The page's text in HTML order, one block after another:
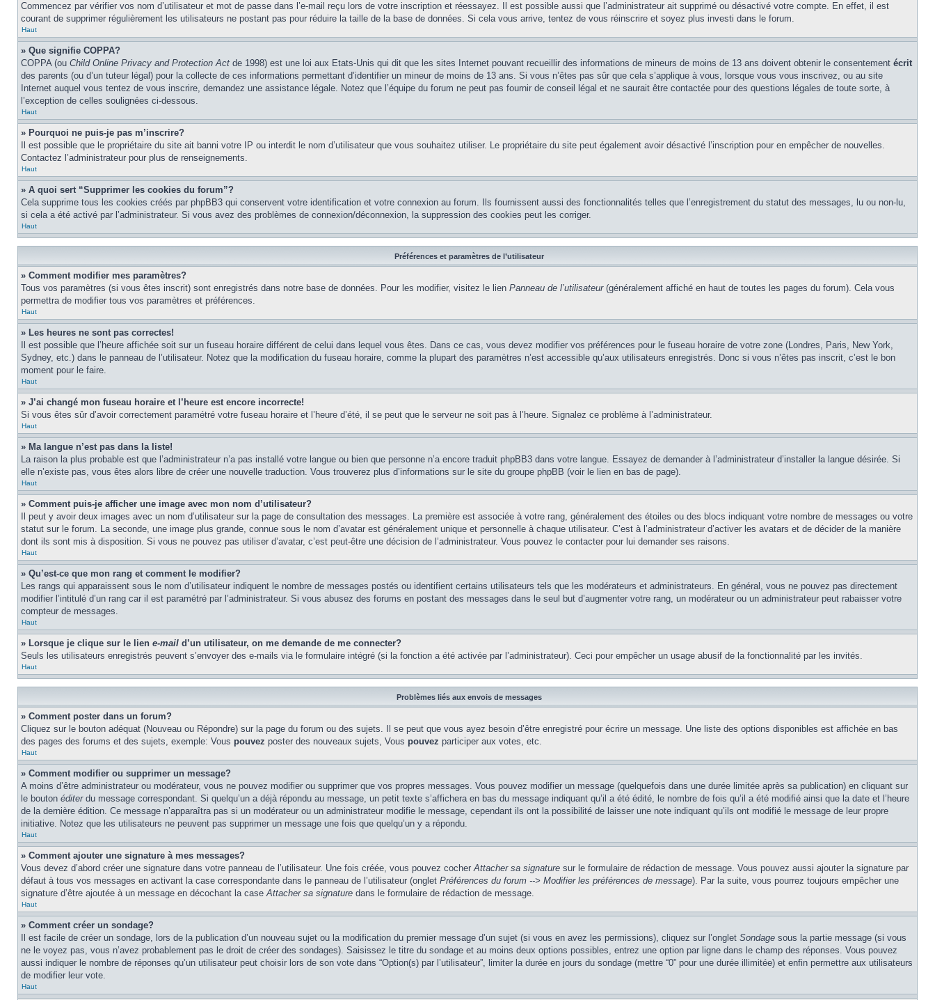
Commencez par vérifier vos nom d’utilisateur et mot de passe dans l’e-mail reçu lors de votre inscription et réessayez. Il est possible aussi que l’administrateur ait supprimé ou désactivé votre compte. En effet, il est
courant de supprimer régulièrement les utilisateurs ne postant pas pour réduire la taille de la base de données. Si cela vous arrive, tentez de vous réinscrire et soyez plus investi dans le forum.
Haut
» Que signifie COPPA?
COPPA (ou Child Online Privacy and Protection Act de 1998) est une loi aux Etats-Unis qui dit que les sites Internet pouvant recueillir des informations de mineurs de moins de 13 ans doivent obtenir le consentement écrit
des parents (ou d’un tuteur légal) pour la collecte de ces informations permettant d’identifier un mineur de moins de 13 ans. Si vous n’êtes pas sûr que cela s’applique à vous, lorsque vous vous inscrivez, ou au site
Internet auquel vous tentez de vous inscrire, demandez une assistance légale. Notez que l’équipe du forum ne peut pas fournir de conseil légal et ne saurait être contactée pour des questions légales de toute sorte, à
l’exception de celles soulignées ci-dessous.
Haut
» Pourquoi ne puis-je pas m’inscrire?
Il est possible que le propriétaire du site ait banni votre IP ou interdit le nom d’utilisateur que vous souhaitez utiliser. Le propriétaire du site peut également avoir désactivé l’inscription pour en empêcher de nouvelles.
Contactez l’administrateur pour plus de renseignements.
Haut
» A quoi sert “Supprimer les cookies du forum”?
Cela supprime tous les cookies créés par phpBB3 qui conservent votre identification et votre connexion au forum. Ils fournissent aussi des fonctionnalités telles que l’enregistrement du statut des messages, lu ou non-lu,
si cela a été activé par l’administrateur. Si vous avez des problèmes de connexion/déconnexion, la suppression des cookies peut les corriger.
Haut
Préférences et paramètres de l’utilisateur
» Comment modifier mes paramètres?
Tous vos paramètres (si vous êtes inscrit) sont enregistrés dans notre base de données. Pour les modifier, visitez le lien Panneau de l’utilisateur(généralement affiché en haut de toutes les pages du forum). Cela vous
permettra de modifier tous vos paramètres et préférences.
Haut
» Les heures ne sont pas correctes!
Il est possible que l’heure affichée soit sur un fuseau horaire différent de celui dans lequel vous êtes. Dans ce cas, vous devez modifier vos préférences pour le fuseau horaire de votre zone (Londres, Paris, New York,
Sydney, etc.) dans le panneau de l’utilisateur. Notez que la modification du fuseau horaire, comme la plupart des paramètres n’est accessible qu’aux utilisateurs enregistrés. Donc si vous n’êtes pas inscrit, c’est le bon
moment pour le faire.
Haut
» J’ai changé mon fuseau horaire et l’heure est encore incorrecte!
Si vous êtes sûr d’avoir correctement paramétré votre fuseau horaire et l’heure d’été, il se peut que le serveur ne soit pas à l’heure. Signalez ce problème à l’administrateur.
Haut
» Ma langue n’est pas dans la liste!
La raison la plus probable est que l’administrateur n’a pas installé votre langue ou bien que personne n’a encore traduit phpBB3 dans votre langue. Essayez de demander à l’administrateur d’installer la langue désirée. Si
elle n’existe pas, vous êtes alors libre de créer une nouvelle traduction. Vous trouverez plus d’informations sur le site du groupe phpBB (voir le lien en bas de page).
Haut
» Comment puis-je afficher une image avec mon nom d’utilisateur?
Il peut y avoir deux images avec un nom d’utilisateur sur la page de consultation des messages. La première est associée à votre rang, généralement des étoiles ou des blocs indiquant votre nombre de messages ou votre
statut sur le forum. La seconde, une image plus grande, connue sous le nom d’avatar est généralement unique et personnelle à chaque utilisateur. C’est à l’administrateur d’activer les avatars et de décider de la manière
dont ils sont mis à disposition. Si vous ne pouvez pas utiliser d’avatar, c’est peut-être une décision de l’administrateur. Vous pouvez le contacter pour lui demander ses raisons.
Haut
» Qu’est-ce que mon rang et comment le modifier?
Les rangs qui apparaissent sous le nom d’utilisateur indiquent le nombre de messages postés ou identifient certains utilisateurs tels que les modérateurs et administrateurs. En général, vous ne pouvez pas directement
modifier l’intitulé d’un rang car il est paramétré par l’administrateur. Si vous abusez des forums en postant des messages dans le seul but d’augmenter votre rang, un modérateur ou un administrateur peut rabaisser votre
compteur de messages.
Haut
» Lorsque je clique sur le lien e-mail d’un utilisateur, on me demande de me connecter?
Seuls les utilisateurs enregistrés peuvent s’envoyer des e-mails via le formulaire intégré (si la fonction a été activée par l’administrateur). Ceci pour empêcher un usage abusif de la fonctionnalité par les invités.
Haut
Problèmes liés aux envois de messages
» Comment poster dans un forum?
Cliquez sur le bouton adéquat (Nouveau ou Répondre) sur la page du forum ou des sujets. Il se peut que vous ayez besoin d’être enregistré pour écrire un message. Une liste des options disponibles est affichée en bas
des pages des forums et des sujets, exemple: Vous pouvez poster des nouveaux sujets, Vous pouvez participer aux votes, etc.
Haut
» Comment modifier ou supprimer un message?
A moins d’être administrateur ou modérateur, vous ne pouvez modifier ou supprimer que vos propres messages. Vous pouvez modifier un message (quelquefois dans une durée limitée après sa publication) en cliquant sur
le bouton éditerdu message correspondant. Si quelqu’un a déjà répondu au message, un petit texte s’affichera en bas du message indiquant qu’il a été édité, le nombre de fois qu’il a été modifié ainsi que la date et l’heure
de la dernière édition. Ce message n’apparaîtra pas si un modérateur ou un administrateur modifie le message, cependant ils ont la possibilité de laisser une note indiquant qu’ils ont modifié le message de leur propre
initiative. Notez que les utilisateurs ne peuvent pas supprimer un message une fois que quelqu’un y a répondu.
Haut
» Comment ajouter une signature à mes messages?
Vous devez d’abord créer une signature dans votre panneau de l’utilisateur. Une fois créée, vous pouvez cocherAttacher sa signature sur le formulaire de rédaction de message. Vous pouvez aussi ajouter la signature par
défaut à tous vos messages en activant la case correspondante dans le panneau de l’utilisateur (onglet Préférences du forum --> Modifier les préférences de message). Par la suite, vous pourrez toujours empêcher une
signature d’être ajoutée à un message en décochant la caseAttacher sa signature dans le formulaire de rédaction de message.
Haut
» Comment créer un sondage?
Il est facile de créer un sondage, lors de la publication d’un nouveau sujet ou la modification du premier message d’un sujet (si vous en avez les permissions), cliquez sur l’onglet Sondage sous la partie message (si vous
ne le voyez pas, vous n’avez probablement pas le droit de créer des sondages). Saisissez le titre du sondage et au moins deux options possibles, entrez une option par ligne dans le champ des réponses. Vous pouvez
aussi indiquer le nombre de réponses qu’un utilisateur peut choisir lors de son vote dans “Option(s) par l’utilisateur”, limiter la durée en jours du sondage (mettre “0” pour une durée illimitée) et enfin permettre aux utilisateurs
de modifier leur vote.
Haut